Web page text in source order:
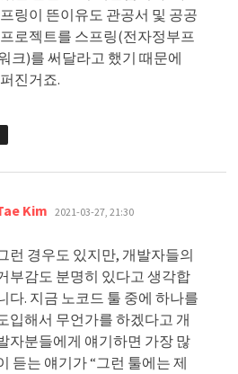
링이 뜬이유도 관공서 및 공공
로젝트를 스프링(전자정부프
크)를 써달라고 했기 때문에
진거죠.
Kim 댓
글:
2021-03-27, 21:30
런 경우도 있지만, 개발자들의
부감도 분명히 있다고 생각합
다. 지금 노코드 툴 중에 하나를
입해서 무언가를 하겠다고 개
자분들에게 얘기하면 가장 많
듣는 얘기가 “그런 툴에는 제